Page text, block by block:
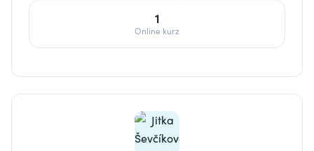
1
Online kurz